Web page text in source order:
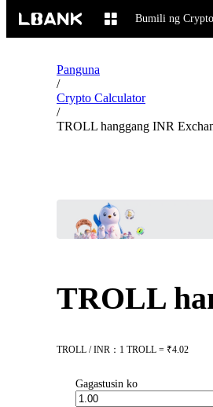
Bumili ng Crypto
Panguna
/
Crypto Calculator
/
TROLL hanggang INR
TROLL
TROLL / INR：1 TROLL = ₹4.02
Gagastusin ko